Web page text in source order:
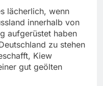
lächerlich, wenn
innerhalb von
aufgerüstet haben
zu stehen
Kiew
gut geölten